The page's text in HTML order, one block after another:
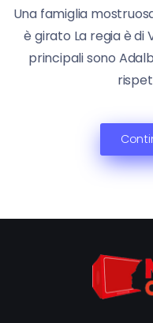
Una famiglia
è girato La regia è di
principali sono